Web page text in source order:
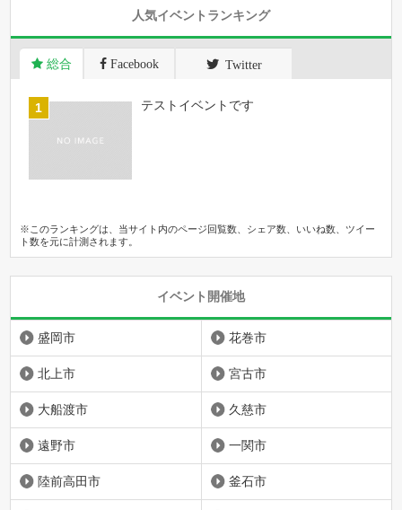
人気イベントランキング
総合 Facebook Twitter
テストイベントです
※このランキングは、当サイト内のページ回覧数、シェア数、いいね数、ツイー
ト数を元に計測されます。
イベント開催地
盛岡市 花巻市
北上市 宮古市
大船渡市 久慈市
遠野市 一関市
陸前高田市 釜石市